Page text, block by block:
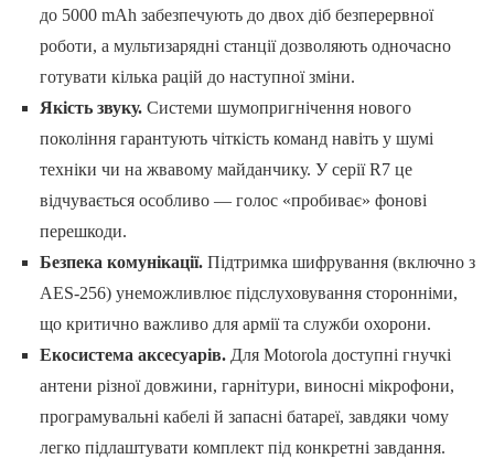
до 5000 mAh забезпечують до двох діб безперервної
роботи, а мультизарядні станції дозволяють одночасно
готувати кілька рацій до наступної зміни.
Якість звуку.Системи шумопригнічення нового
покоління гарантують чіткість команд навіть у шумі
техніки чи на жвавому майданчику. У серії R7 це
відчувається особливо — голос «пробиває» фонові
перешкоди.
Безпека комунікації.Підтримка шифрування (включно з
AES-256) унеможливлює підслуховування сторонніми,
що критично важливо для армії та служби охорони.
Екосистема аксесуарів.Для Motorola доступні гнучкі
антени різної довжини, гарнітури, виносні мікрофони,
програмувальні кабелі й запасні батареї, завдяки чому
легко підлаштувати комплект під конкретні завдання.